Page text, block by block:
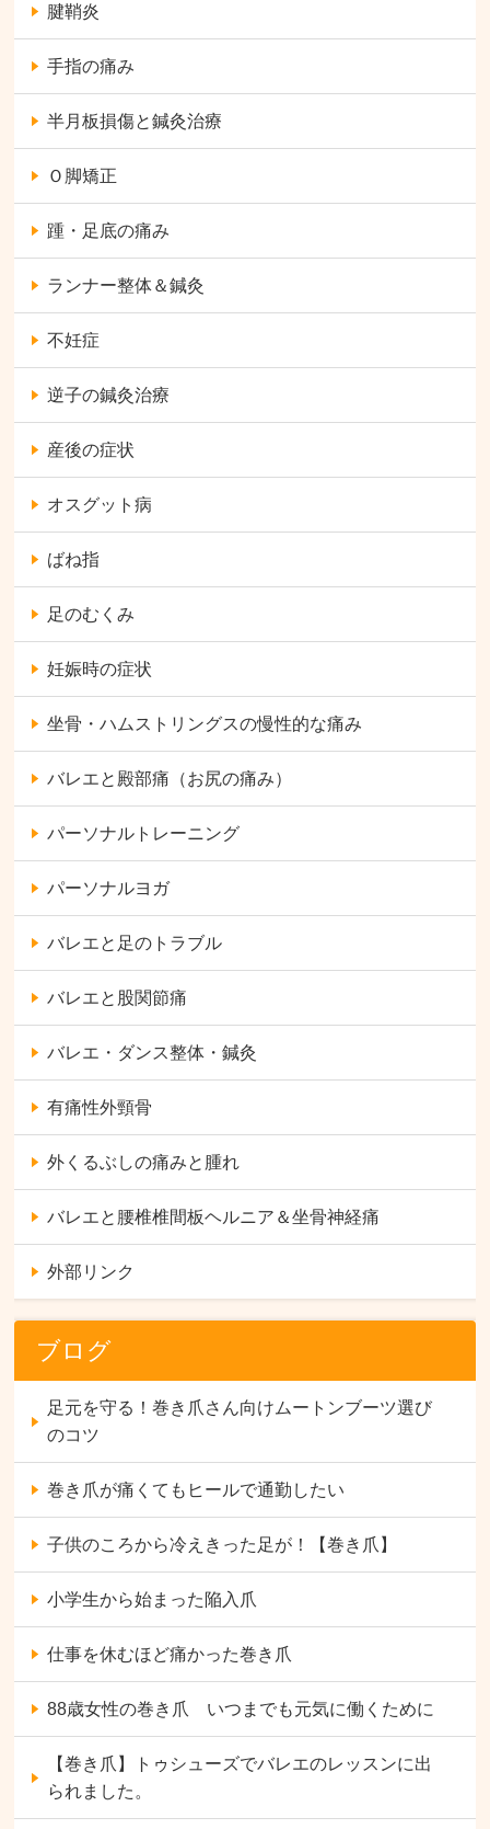
腱鞘炎
手指の痛み
半月板損傷と鍼灸治療
Ｏ脚矯正
踵・足底の痛み
ランナー整体＆鍼灸
不妊症
逆子の鍼灸治療
産後の症状
オスグット病
ばね指
足のむくみ
妊娠時の症状
坐骨・ハムストリングスの慢性的な痛み
バレエと殿部痛（お尻の痛み）
パーソナルトレーニング
パーソナルヨガ
バレエと足のトラブル
バレエと股関節痛
バレエ・ダンス整体・鍼灸
有痛性外頸骨
外くるぶしの痛みと腫れ
バレエと腰椎椎間板ヘルニア＆坐骨神経痛
外部リンク
ブログ
足元を守る！巻き爪さん向けムートンブーツ選び
のコツ
巻き爪が痛くてもヒールで通勤したい
子供のころから冷えきった足が！【巻き爪】
小学生から始まった陥入爪
仕事を休むほど痛かった巻き爪
88歳女性の巻き爪 いつまでも元気に働くために
【巻き爪】トゥシューズでバレエのレッスンに出
られました。